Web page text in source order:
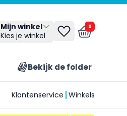
Mijn winkel
Kies je winkel
0
Bekijk de folder
Klantenservice Winkels